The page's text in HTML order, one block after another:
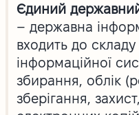
Єдиний
– державна
входить до
інформаційної
збирання, облік
зберігання,